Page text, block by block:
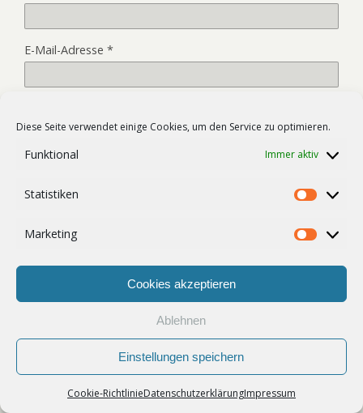
Diese Seite verwendet einige Cookies, um den Service zu optimieren.
Funktional Immer aktiv
Statistiken
Marketing
Cookies akzeptieren
Ablehnen
Einstellungen speichern
Cookie-RichtlinieDatenschutzerklärungImpressum
E-Mail-Adresse *
meinen nächsten Kommentar speichern.
Zum Seitenanfang
Mobil Desktop